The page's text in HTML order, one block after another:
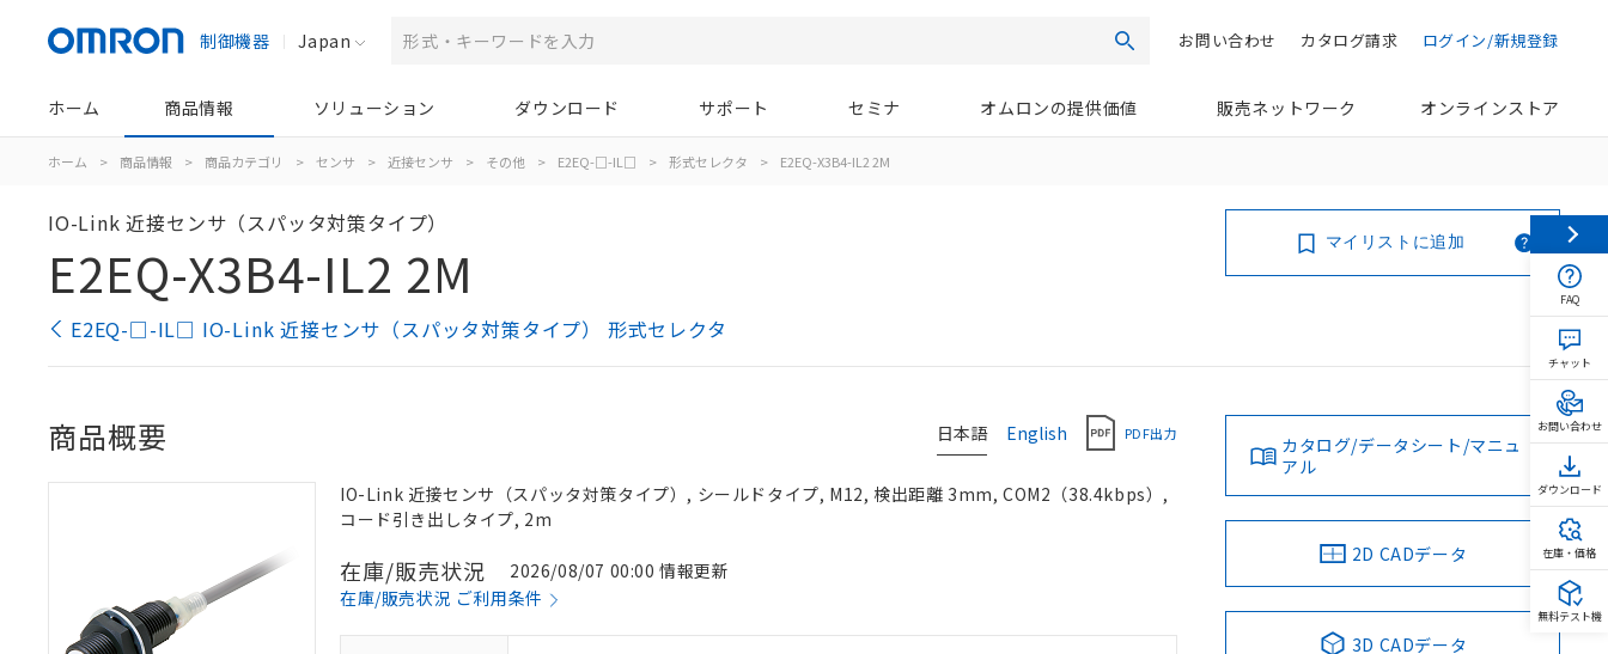
制御機器 Japan 検索 ログイン/新規登録
カタログ請求
お問い合わせ
ホーム 商品情報 ソリューション ダウンロード サポート セミナ オムロンの提供価値 販売ネットワーク オンラインストア
ホーム > 商品情報 > 商品カテゴリ > センサ > 近接センサ > その他 > E2EQ-□-IL□ > 形式セレクタ > E2EQ-X3B4-IL2 2M
IO-Link 近接センサ（スパッタ対策タイプ）
E2EQ-X3B4-IL2 2M
E2EQ-□-IL□ IO-Link 近接センサ（スパッタ対策タイプ） 形式セレクタ
マイリストに追加
日本語 English PDF出力
商品概要
IO-Link 近接センサ（スパッタ対策タイプ）, シールドタイプ, M12, 検出距離 3mm, COM2（38.4kbps）,
コード引き出しタイプ, 2m
在庫/販売状況
2026/08/07 00:00 情報更新
在庫/販売状況 ご利用条件
カタログ/データシート/マニュ
アル
2D CADデータ
3D CADデータ
FAQ
チャット
お問い合わせ
ダウンロード
在庫・価格
無料テスト機